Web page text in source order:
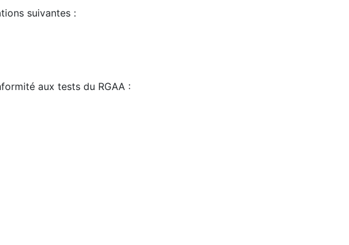
suivantes :
aux tests du RGAA :